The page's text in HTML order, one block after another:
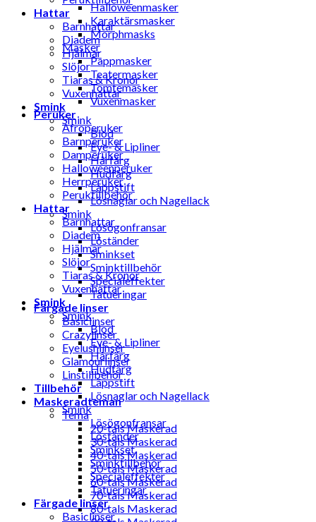
Hattar
Barnhattar
Diadem
Hjälmar
Slöjor
Tiaras & Kronor
Vuxenhattar
Smink
Smink
Blod
Eye- & Lipliner
Hårfärg
Hudfärg
Läppstift
Lösnaglar och Nagellack
Smink
Lösögonfransar
Löständer
Sminkset
Sminktillbehör
Specialeffekter
Tatueringar
Färgade linser
Basiclinser
Crazylinser
Eyelushlinser
Glamourlinser
Linstillbehör
Tillbehör
Maskeradteman
Tema
20-tals Maskerad
30-tals Maskerad
40-tals Maskerad
50-tals Maskerad
60-tals Maskerad
70-tals Maskerad
80-tals Maskerad
Halloweenmasker
Karaktärsmasker
Morphmasks
Masker
Pappmasker
Teatermasker
Tomtemasker
Vuxenmasker
Peruker
Afroperuker
Barnperuker
Damperuker
Halloweenperuker
Herrperuker
Peruktillbehör
Hattar
Barnhattar
Diadem
Hjälmar
Slöjor
Tiaras & Kronor
Vuxenhattar
Smink
Smink
Blod
Eye- & Lipliner
Hårfärg
Hudfärg
Läppstift
Lösnaglar och Nagellack
Smink
Lösögonfransar
Löständer
Sminkset
Sminktillbehör
Specialeffekter
Tatueringar
Färgade linser
Basiclinser